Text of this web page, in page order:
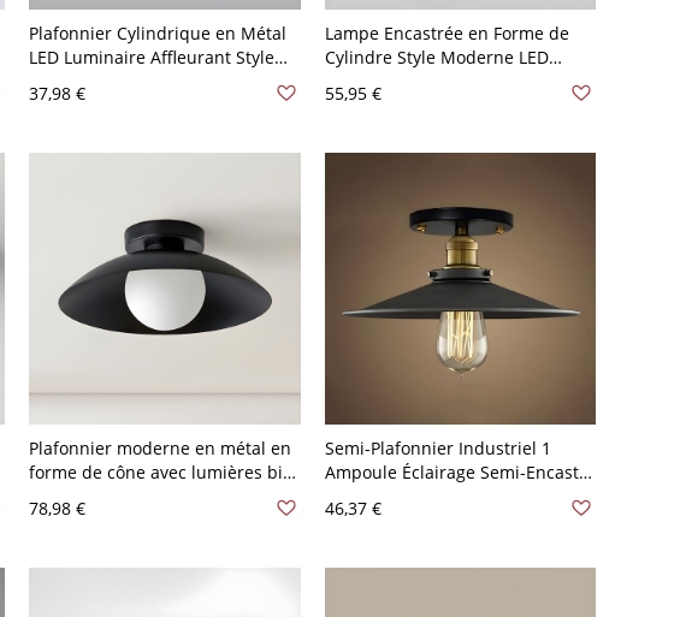
Plafonnier Cylindrique en Métal
LED Luminaire Affleurant Style
Simple - Noir 110 V-120 V Chaud
37,98 €
Lampe Encastrée en Forme de
Cylindre Style Moderne LED
Plafonnier Métallique - Noir 110
V-120 V Chaud
55,95 €
Plafonnier moderne en métal en
forme de cône avec lumières bi-
pin et abat-jour en fer - Noir 110
V-120 V
78,98 €
Semi-Plafonnier Industriel 1
Ampoule Éclairage Semi-Encastré
Design Conique en Métal - Noir
110 V-120 V
46,37 €